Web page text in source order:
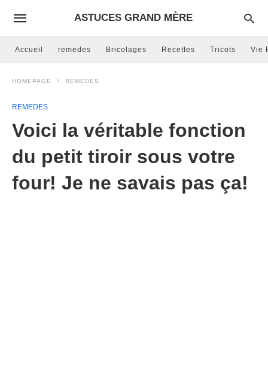
ASTUCES GRAND MÈRE
Accueil remedes Bricolages Recettes Tricots Vie
HOMEPAGE REMEDES
REMEDES
Voici la véritable fonction
du petit tiroir sous votre
four! Je ne savais pas ça!